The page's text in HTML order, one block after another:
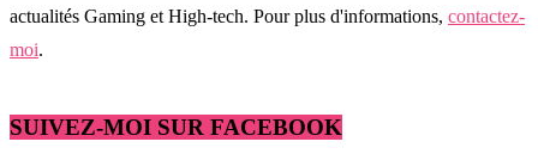
actualités Gaming et High-tech. Pour plus d'informations, contactez-
moi.
SUIVEZ-MOI SUR FACEBOOK